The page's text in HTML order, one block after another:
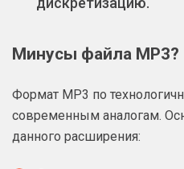
Минусы файла MP3?
Формат МР3 по
современным аналогам.
данного расширения: